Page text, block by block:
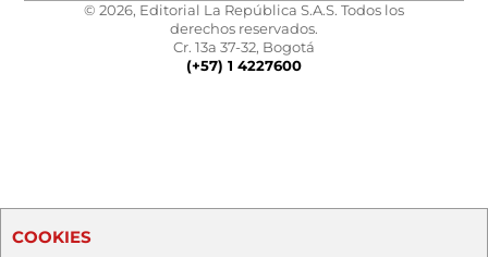
© 2026, Editorial La República S.A.S. Todos los
derechos reservados.
Cr. 13a 37-32, Bogotá
(+57) 1 4227600
COOKIES